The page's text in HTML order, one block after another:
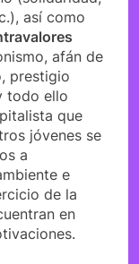
así como
afán de
prestigio
todo ello
que
jóvenes se
a
e
de la
en